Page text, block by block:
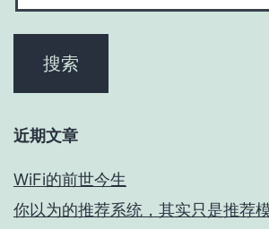
近期文章
WiFi的前世今生
你以为的推荐系统，其实只是推荐